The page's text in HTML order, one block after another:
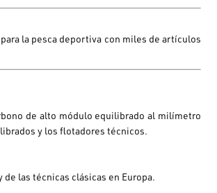
la pesca deportiva con miles de artículos
de alto módulo equilibrado al milímetro
y los flotadores técnicos.
las técnicas clásicas en Europa.